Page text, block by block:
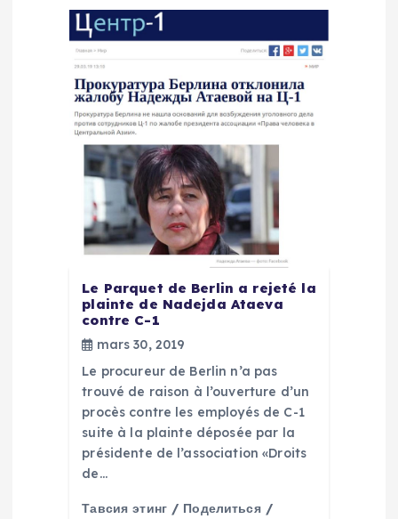
Le Parquet de Berlin a rejeté la
plainte de Nadejda Ataeva
contre C-1
mars 30, 2019
Le procureur de Berlin n’a pas
trouvé de raison à l’ouverture d’un
procès contre les employés de C-1
suite à la plainte déposée par la
présidente de l’association «Droits
de…
Тавсия этинг / Поделиться /